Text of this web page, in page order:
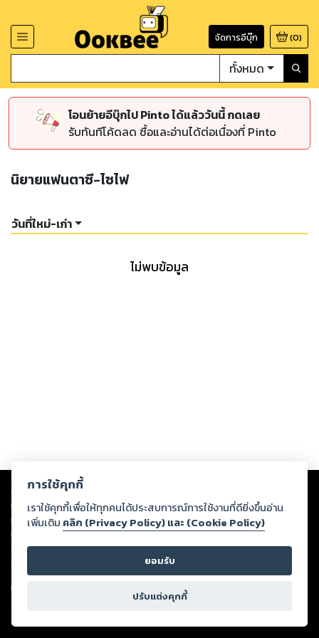
จัดการอีบุ๊ก (0)
ทั้งหมด
โอนย้ายอีบุ๊กไป Pinto ได้แล้ววันนี้ กดเลย
รับทันทีโค้ดลด ซื้อและอ่านได้ต่อเนื่องที่ Pinto
นิยายแฟนตาซี-ไซไฟ
วันที่ใหม่-เก่า
ไม่พบข้อมูล
Copyright © 2026
ต่อผลงานหรือเนื้อหาใดที่อัปโหลดผ่านเว็บไซต์และปรากฏว่าละเมิดสิทธิใน
ทรัพย์สินทางปัญญาของบุคคลอื่นหรือขัดต่อกฎหมายและศีลธรรม ดังนั้น ผู้อ่าน
ทุกท่านโปรดใช้วิจารณญาณในการกลั่นกรองด้วยตนเอง และหากท่านพบว่าส่วน
หนึ่งส่วนใดขัดต่อกฎหมายและศีลธรรม กรุณาแจ้งมายังบริษัท เพื่อทีมงานจะได้
ดำเนินการในทันที ทั้งนี้ ทางสตอรี่ล็อกขอสงวนลิขสิทธิ์ตามพระราชบัญญัติ
ลิขสิทธิ์ พ.ศ. 2537 (ฉบับล่าสุด)
For support: member@ookbee.com
Version
การใช้คุกกี้
เราใช้คุกกี้เพื่อให้ทุกคนได้ประสบการณ์การใช้งานที่ดียิ่งขึ้นอ่าน
เพิ่มเติม คลิก (Privacy Policy) และ (Cookie Policy)
ยอมรับ
ปรับแต่งคุกกี้